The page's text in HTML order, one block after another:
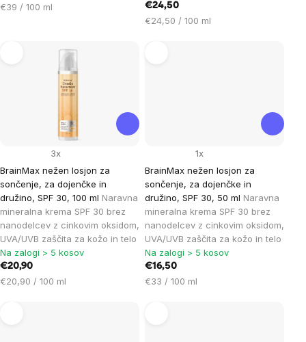
Cena
€39 / 100 ml €24,50
Cena
€24,50 / 100 ml
BrainMax nežen losjon za
sončenje, za dojenčke in
družino, SPF 30, 100 ml Naravna
mineralna krema SPF 30 brez
nanodelcev z cinkovim oksidom,
UVA/UVB zaščita za kožo in telo
3x
Na zalogi > 5 kosov
€20,90
Cena
€20,90 / 100 ml
BrainMax nežen losjon za
sončenje, za dojenčke in
družino, SPF 30, 50 ml Naravna
mineralna krema SPF 30 brez
nanodelcev z cinkovim oksidom,
UVA/UVB zaščita za kožo in telo
1x
Na zalogi > 5 kosov
€16,50
Cena
€33 / 100 ml